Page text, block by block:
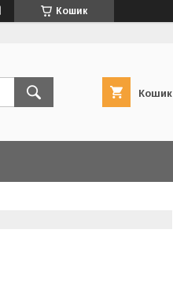
Кошик
Кошик